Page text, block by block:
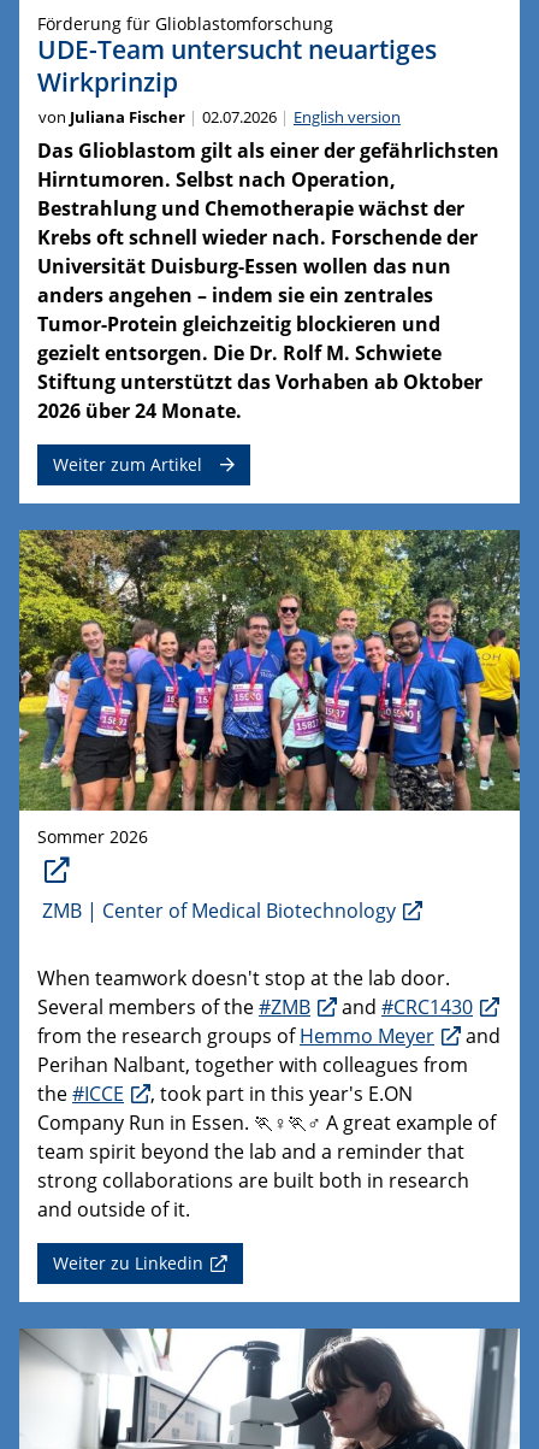
Förderung für Glioblastomforschung
UDE-Team untersucht neuartiges
Wirkprinzip
von Juliana Fischer 02.07.2026 English version
Das Glioblastom gilt als einer der gefährlichsten
Hirntumoren. Selbst nach Operation,
Bestrahlung und Chemotherapie wächst der
Krebs oft schnell wieder nach. Forschende der
Universität Duisburg-Essen wollen das nun
anders angehen – indem sie ein zentrales
Tumor-Protein gleichzeitig blockieren und
gezielt entsorgen. Die Dr. Rolf M. Schwiete
Stiftung unterstützt das Vorhaben ab Oktober
2026 über 24 Monate.
Weiter zum Artikel
Sommer 2026
ZMB | Center of Medical Biotechnology
When teamwork doesn't stop at the lab door.
Several members of the#ZMB and #CRC1430
from the research groups ofHemmo Meyer
and
Perihan Nalbant, together with colleagues from
the#ICCE
, took part in this year's E.ON
Company Run in Essen. 🏃♀️🏃♂️ A great example of
team spirit beyond the lab and a reminder that
strong collaborations are built both in research
and outside of it.
Weiter zu Linkedin